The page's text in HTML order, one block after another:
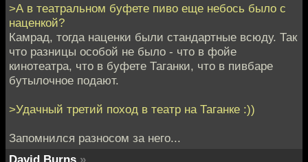
>А в театральном буфете пиво еще небось было с
наценкой?
Камрад, тогда наценки были стандартные всюду. Так
что разницы особой не было - что в фойе
кинотеатра, что в буфете Таганки, что в пивбаре
бутылочное подают.
>Удачный третий поход в театр на Таганке :))
Запомнился разносом за него...
David Burns »